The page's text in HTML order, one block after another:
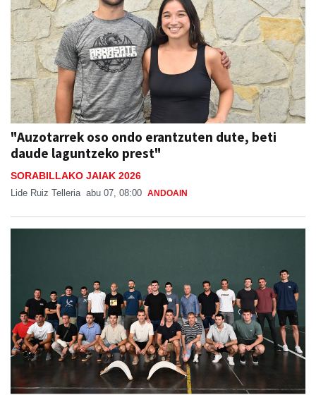
"Auzotarrek oso ondo erantzuten dute, beti
daude laguntzeko prest"
SORABILLAKO JAIAK 2026
Lide Ruiz Telleria abu 07, 08:00 ANDOAIN